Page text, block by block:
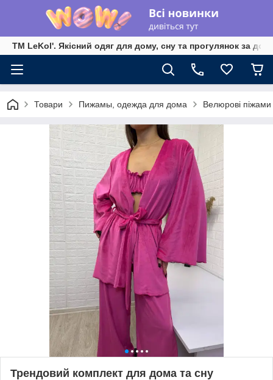
TM LeKol'. Якісний одяг для дому, сну та прогулянок за
Товари Пижамы, одежда для дома Велюрові піжами
Трендовий комплект для дома та сну